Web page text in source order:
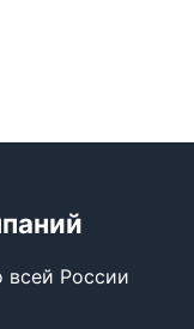
всей России